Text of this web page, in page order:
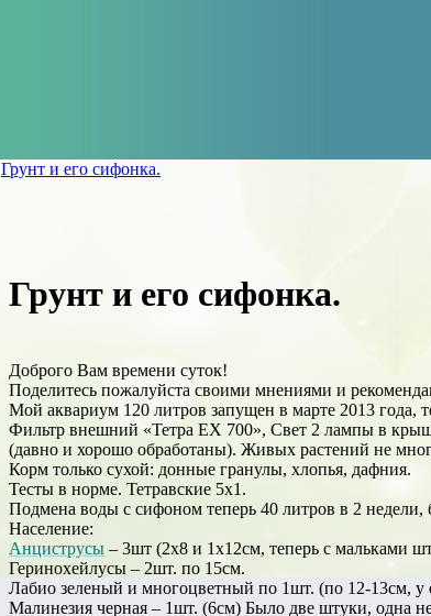
Грунт и его сифонка.
Грунт и его сифонка.
Доброго Вам времени суток!
Поделитесь пожалуйста своими мнениями и
Мой аквариум 120 литров запущен в марте 2013 года,
Фильтр внешний «Тетра ЕХ 700», Свет 2 лампы в
(давно и хорошо обработаны). Живых растений не
Корм только сухой: донные гранулы, хлопья, дафния.
Тесты в норме. Тетравские 5х1.
Подмена воды с сифоном теперь 40 литров в 2
Население:
Анциструсы – 3шт (2х8 и 1х12см, теперь с мальками
Геринохейлусы – 2шт. по 15см.
Лабио зеленый и многоцветный по 1шт. (по 12-13см, у
Малинезия черная – 1шт. (6см) Было две штуки, одна